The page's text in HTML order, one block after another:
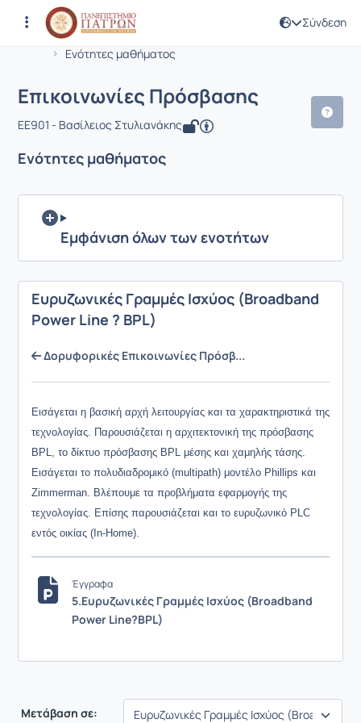
Σύνδεση
Αρχική Σελίδα
Ενότητες μαθήματος
Μάθημα : Επικοινωνίες Πρόσβασης
Κωδικός : EE901
Επικοινωνίες Πρόσβασης
EE901 - Βασίλειος Στυλιανάκης
Ενότητες μαθήματος
Εμφάνιση όλων των ενοτήτων
Ευρυζωνικές Γραμμές Ισχύος (Broadband
Power Line ? BPL)
Δορυφορικές Επικοινωνίες Πρόσβ...
Εισάγεται η βασική αρχή λειτουργίας και τα χαρακτηριστικά της
τεχνολογίας. Παρουσιάζεται η αρχιτεκτονική της πρόσβασης
BPL, το δίκτυο πρόσβασης BPL μέσης και χαμηλής τάσης.
Εισάγεται το πολυδιαδρομικό (multipath) μοντέλο Phillips και
Zimmerman. Βλέπουμε τα προβλήματα εφαρμογής της
τεχνολογίας. Επίσης παρουσιάζεται και το ευρυζωνικό PLC
εντός οικίας (In-Home).
Έγγραφα
5.Ευρυζωνικές Γραμμές Ισχύος (Broadband
Power Line?BPL)
Μετάβαση σε: